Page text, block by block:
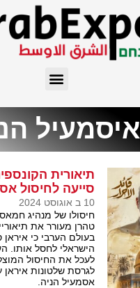
איסמעיל
תיאורית
סייעה לחיסול
10 ב אוגוסט 2024
חיסולו של מנהיג
טהרן מעורר את
בעולם הערבי כי איראן
הישראלי לחסל אותו.
לעכל את החיסול
לגרסת שלטונות איראן
אסמעיל הניה.